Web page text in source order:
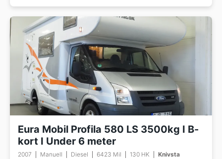
Eura Mobil Profila 580 LS 3500kg I B-
kort I Under 6 meter
2007 Manuell Diesel 6423 Mil 130 HK Knivsta